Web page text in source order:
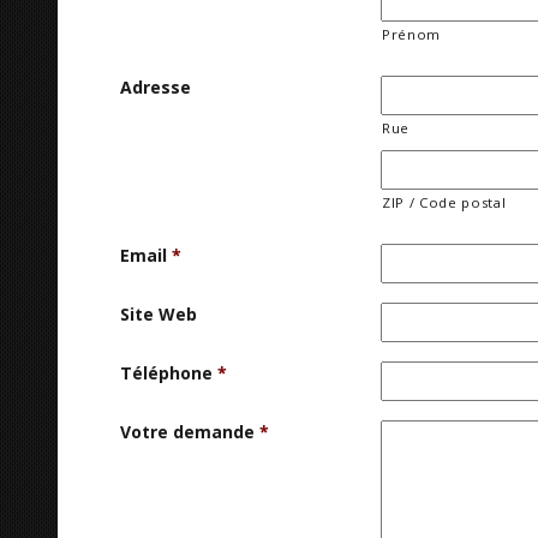
Prénom
Adresse
Rue
ZIP / Code postal
Email *
Site Web
Téléphone *
Votre demande *